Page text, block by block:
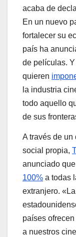
acaba de
En un nuevo
fortalecer su
país ha
de películas.
quieren
la industria
todo aquello
de sus
A través de un
social propia,
anunciado
100% a todas
extranjero.
países
a nuestros